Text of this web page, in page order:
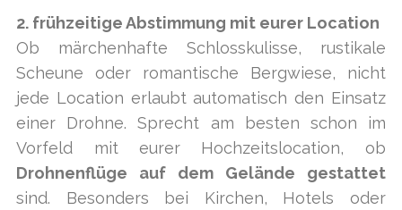
2. frühzeitige Abstimmung mit eurer Location
Ob märchenhafte Schlosskulisse, rustikale
Scheune oder romantische Bergwiese, nicht
jede Location erlaubt automatisch den Einsatz
einer Drohne. Sprecht am besten schon im
Vorfeld mit eurer Hochzeitslocation, ob
Drohnenflüge auf dem Gelände gestattet
sind. Besonders bei Kirchen, Hotels oder